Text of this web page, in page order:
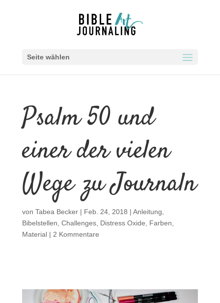
Seite wählen
Psalm 50 und
einer der vielen
Wege zu Journaln
von Tabea Becker| Feb. 24, 2018 | Anleitung,
Bibelstellen, Challenges, Distress Oxide, Farben,
Material| 2 Kommentare